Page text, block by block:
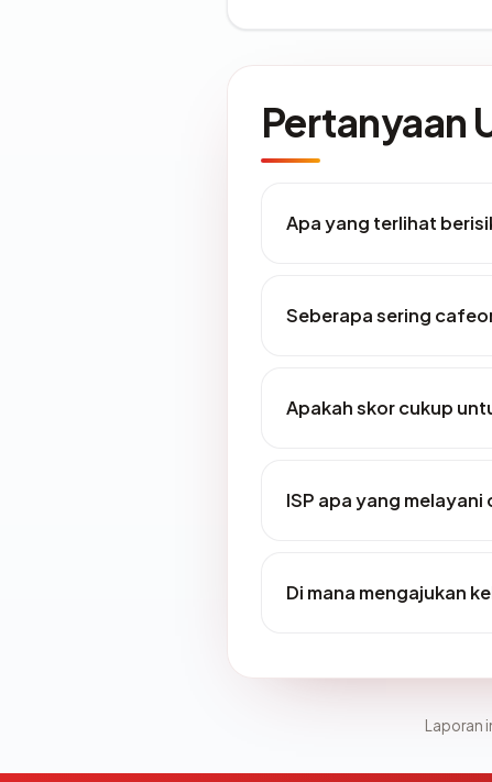
Pertanyaan
Apa yang terlihat
Seberapa sering
Apakah skor cukup
ISP apa yang
Di mana mengajukan
Laporan